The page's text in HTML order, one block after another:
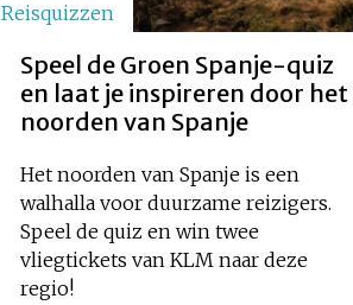
Reisquizzen
Speel de Groen Spanje-quiz
en laat je inspireren door het
noorden van Spanje
Het noorden van Spanje is een
walhalla voor duurzame reizigers.
Speel de quiz en win twee
vliegtickets van KLM naar deze
regio!